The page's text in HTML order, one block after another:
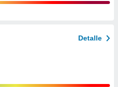
Detalle